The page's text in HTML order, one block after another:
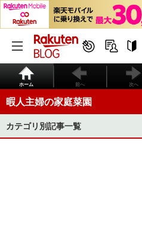
ホーム 前へ 次へ
暇人主婦の家庭菜園
カテゴリ別記事一覧